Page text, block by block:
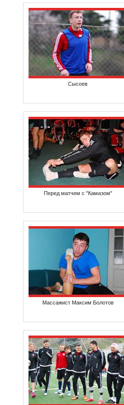
Сысоев
Перед матчем с "Камазом"
Массажист Максим Болотов